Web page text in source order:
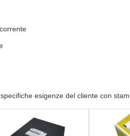
esigenze del cliente con